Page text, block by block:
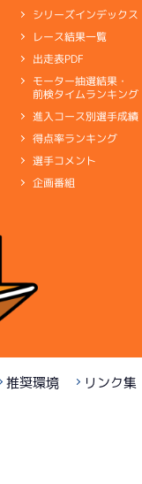
シリーズインデックス
レース結果一覧
出走表PDF
モーター抽選結果・
前検タイムランキング
進入コース別選手成績
得点率ランキング
選手コメント
企画番組
推奨環境 リンク集